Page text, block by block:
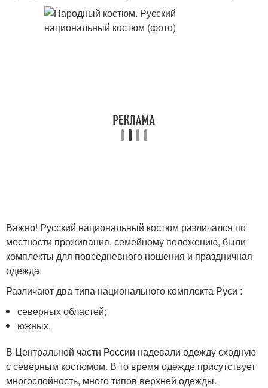
Важно! Русский национальный костюм различался по
местности проживания, семейному положению, были
комплекты для повседневного ношения и праздничная
одежда.
Различают два типа национального комплекта Руси :
северных областей;
южных.
В Центральной части России надевали одежду сходную
с северным костюмом. В то время одежде присутствует
многослойность, много типов верхней одежды.